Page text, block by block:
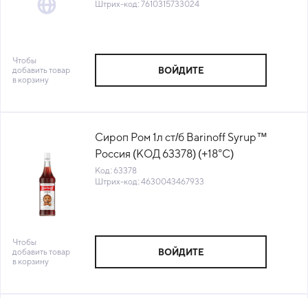
Штрих-код: 7610315733024
Чтобы
добавить товар
в корзину
ВОЙДИТЕ
Сироп Ром 1л ст/б Barinoff Syrup™
Россия (КОД 63378) (+18°С)
Код: 63378
Штрих-код: 4630043467933
Чтобы
добавить товар
в корзину
ВОЙДИТЕ